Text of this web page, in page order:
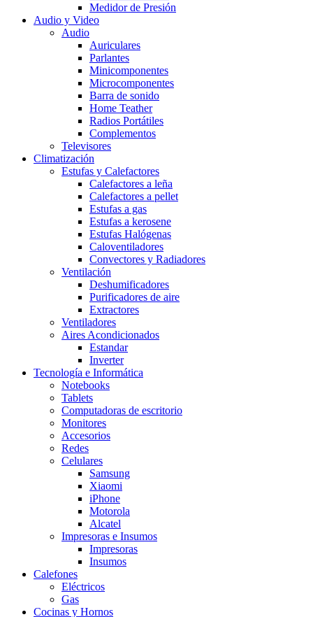
Medidor de Presión
Audio y Video
Audio
Auriculares
Parlantes
Minicomponentes
Microcomponentes
Barra de sonido
Home Teather
Radios Portátiles
Complementos
Televisores
Climatización
Estufas y Calefactores
Calefactores a leña
Calefactores a pellet
Estufas a gas
Estufas a kerosene
Estufas Halógenas
Caloventiladores
Convectores y Radiadores
Ventilación
Deshumificadores
Purificadores de aire
Extractores
Ventiladores
Aires Acondicionados
Estandar
Inverter
Tecnología e Informática
Notebooks
Tablets
Computadoras de escritorio
Monitores
Accesorios
Redes
Celulares
Samsung
Xiaomi
iPhone
Motorola
Alcatel
Impresoras e Insumos
Impresoras
Insumos
Calefones
Eléctricos
Gas
Cocinas y Hornos